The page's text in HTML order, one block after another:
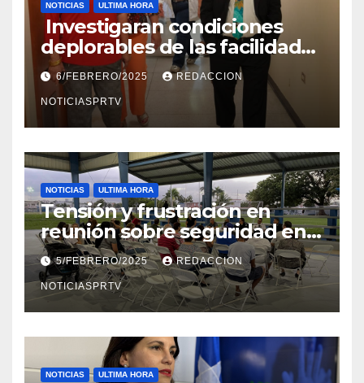
NOTICIAS ULTIMA HORA
Investigaran condiciones
deplorables de las facilidades
el Departamento de la Salud
en Mayagüez
6/FEBRERO/2025 REDACCION
NOTICIASPRTV
NOTICIAS ULTIMA HORA
Tensión y frustración en
reunión sobre seguridad en
Reparto Metropolitano
5/FEBRERO/2025 REDACCION
NOTICIASPRTV
NOTICIAS ULTIMA HORA